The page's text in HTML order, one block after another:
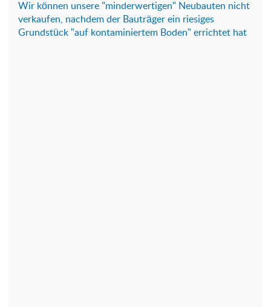
Wir können unsere "minderwertigen" Neubauten nicht
verkaufen, nachdem der Bauträger ein riesiges
Grundstück "auf kontaminiertem Boden" errichtet hat